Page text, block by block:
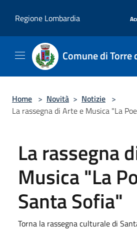
Regione Lombardia
Comune di Torre
Home > Novità > Notizie >
La rassegna di Arte e Musica "La
La rassegna
Musica "La
Santa Sofia"
Torna la rassegna culturale di